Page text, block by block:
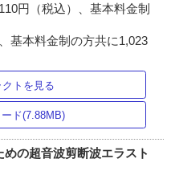
円（税込）、基本料金制
基本料金制の方共に1,023
トを見る
ド(7.88MB)
の超音波剪断波エラスト